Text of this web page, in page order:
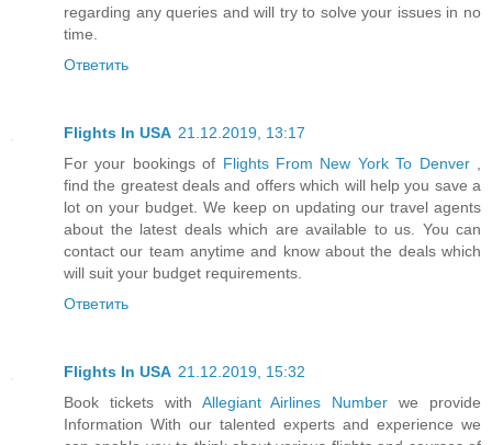
regarding any queries and will try to solve your issues in no
time.
Ответить
Flights In USA 21.12.2019, 13:17
For your bookings of Flights From New York To Denver
find the greatest deals and offers which will help you save a
lot on your budget. We keep on updating our travel agents
about the latest deals which are available to us. You can
contact our team anytime and know about the deals which
will suit your budget requirements.
Ответить
Flights In USA 21.12.2019, 15:32
Book tickets with Allegiant Airlines Number we provide
Information With our talented experts and experience we